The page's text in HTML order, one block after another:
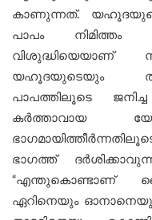
കാണുന്നത്.
പാപം നിമിത്തം
യഹൂദയുടെയും
പാപത്തിലൂടെ
കര്‍ത്താവായ
ഭാഗത്ത്
“എന്തുകൊണ്ടാണ്
ഏറിനെയും